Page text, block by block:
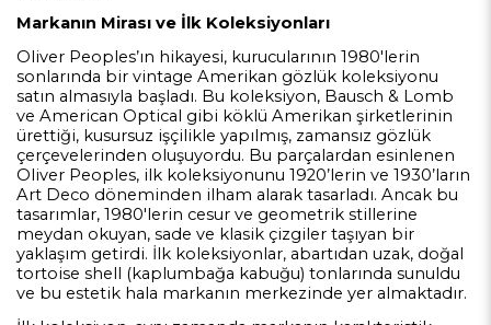
Markanın Mirası ve İlk Koleksiyonları
Oliver Peoples’ın hikayesi, kurucularının 1980'lerin
sonlarında bir vintage Amerikan gözlük koleksiyonu
satın almasıyla başladı. Bu koleksiyon, Bausch & Lomb
ve American Optical gibi köklü Amerikan şirketlerinin
ürettiği, kusursuz işçilikle yapılmış, zamansız gözlük
çerçevelerinden oluşuyordu. Bu parçalardan esinlenen
Oliver Peoples, ilk koleksiyonunu 1920’lerin ve 1930’ların
Art Deco döneminden ilham alarak tasarladı. Ancak bu
tasarımlar, 1980'lerin cesur ve geometrik stillerine
meydan okuyan, sade ve klasik çizgiler taşıyan bir
yaklaşım getirdi. İlk koleksiyonlar, abartıdan uzak, doğal
tortoise shell (kaplumbağa kabuğu) tonlarında sunuldu
ve bu estetik hala markanın merkezinde yer almaktadır.